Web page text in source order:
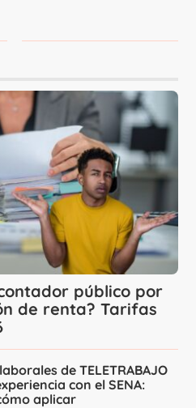
público por
de renta? Tarifas
de TELETRABAJO
con el SENA:
aplicar